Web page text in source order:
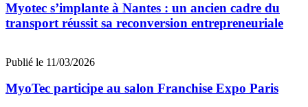
Myotec s’implante à Nantes : un ancien cadre du
transport réussit sa reconversion entrepreneuriale
Publié le 11/03/2026
MyoTec participe au salon Franchise Expo Paris